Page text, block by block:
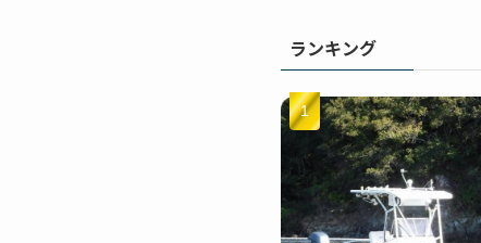
ランキング